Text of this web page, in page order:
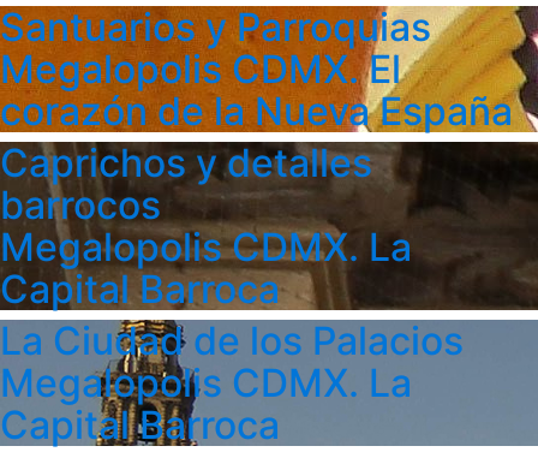
Santuarios y Parroquias
Megalopolis CDMX. El
corazón de la Nueva España
Caprichos y detalles
barrocos
Megalopolis CDMX. La
Capital Barroca
La Ciudad de los Palacios
Megalopolis CDMX. La
Capital Barroca